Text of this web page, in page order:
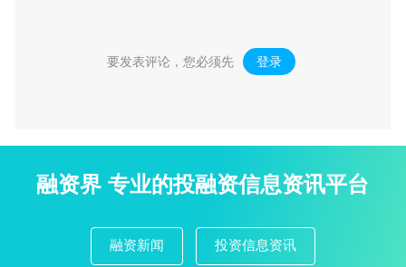
要发表评论，您必须先 登录 。
融资界 专业的投融资信息资讯平台
融资新闻 投资信息资讯